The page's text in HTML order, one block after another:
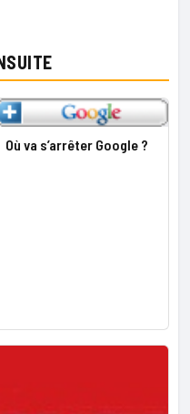
Où va s’arrêter Google ?